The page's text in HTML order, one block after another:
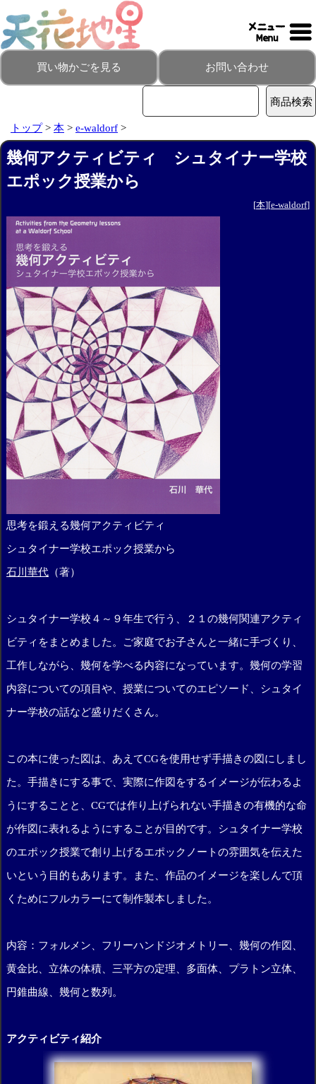
買い物かごを見る お問い合わせ
トップ> 本 > e-waldorf >
幾何アクティビティ シュタイナー学校
エポック授業から
[本][e-waldorf]
思考を鍛える幾何アクティビティ
シュタイナー学校エポック授業から
石川華代 （著）
シュタイナー学校４～９年生で行う、２１の幾何関連アクティ
ビティをまとめました。ご家庭でお子さんと一緒に手づくり、
工作しながら、幾何を学べる内容になっています。幾何の学習
内容についての項目や、授業についてのエピソード、シュタイ
ナー学校の話など盛りだくさん。
この本に使った図は、あえてCGを使用せず手描きの図にしまし
た。手描きにする事で、実際に作図をするイメージが伝わるよ
うにすることと、CGでは作り上げられない手描きの有機的な命
が作図に表れるようにすることが目的です。シュタイナー学校
のエポック授業で創り上げるエポックノートの雰囲気を伝えた
いという目的もあります。また、作品のイメージを楽しんで頂
くためにフルカラーにて制作製本しました。
内容：フォルメン、フリーハンドジオメトリー、幾何の作図、
黄金比、立体の体積、三平方の定理、多面体、プラトン立体、
円錐曲線、幾何と数列。
アクティビティ紹介